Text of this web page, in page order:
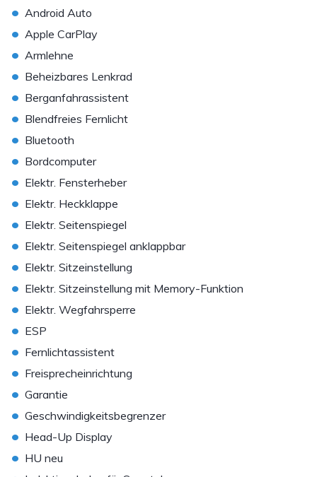
• Android Auto
• Apple CarPlay
• Armlehne
• Beheizbares Lenkrad
• Berganfahrassistent
• Blendfreies Fernlicht
• Bluetooth
• Bordcomputer
• Elektr. Fensterheber
• Elektr. Heckklappe
• Elektr. Seitenspiegel
• Elektr. Seitenspiegel anklappbar
• Elektr. Sitzeinstellung
• Elektr. Sitzeinstellung mit Memory-Funktion
• Elektr. Wegfahrsperre
• ESP
• Fernlichtassistent
• Freisprecheinrichtung
• Garantie
• Geschwindigkeitsbegrenzer
• Head-Up Display
• HU neu